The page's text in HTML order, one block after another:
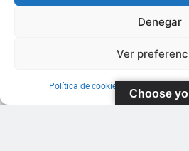
Denegar
Ver
Política de cookies Información
Choose